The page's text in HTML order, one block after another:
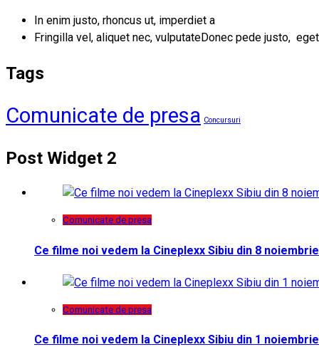
In enim justo, rhoncus ut, imperdiet a
Fringilla vel, aliquet nec, vulputateDonec pede justo,
Tags
Comunicate de presa Concursuri
Post Widget 2
Comunicate de presa
Ce filme noi vedem la Cineplexx Sibiu din 8 noiembrie
Comunicate de presa
Ce filme noi vedem la Cineplexx Sibiu din 1 noiembrie